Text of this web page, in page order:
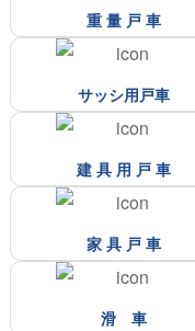
重 量 戸 車
サッシ用戸車
建 具 用 戸 車
家 具 戸 車
滑 車